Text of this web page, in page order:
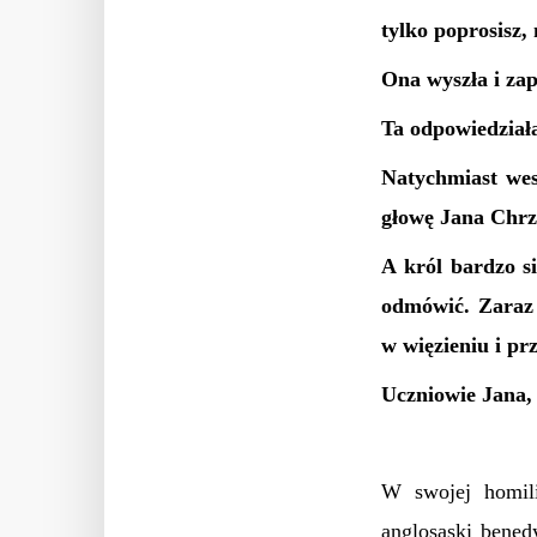
tylko poprosisz,
Ona wyszła i
Ta
Natychmiast
głowę Jana
A król bardzo
odmówić. Zaraz
w więzieniu i
Uczniowie
W swojej
anglosaski